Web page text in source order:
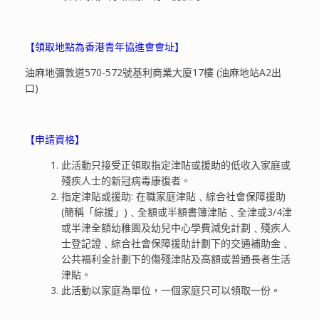
【領取地點為香港青年協進會會址】
油麻地彌敦道570-572號基利商業大廈17樓 (油麻地站A2出
口)
【申請資格】
此活動只接受正領取指定津貼或援助的低收入家庭或
殘疾人士的新冠病毒康復者。
指定津貼或援助: 在職家庭津貼﹑綜合社會保障援助
(簡稱「綜援」)﹑全額或半額書簿津貼﹑全津或3/4津
或半津全額幼稚園及幼兒中心學費減免計劃﹑殘疾人
士登記證﹑綜合社會保障援助計劃下的交通補助金﹑
公共福利金計劃下的傷殘津貼及高額或普通長者生活
津貼。
此活動以家庭為單位，一個家庭只可以領取一份。